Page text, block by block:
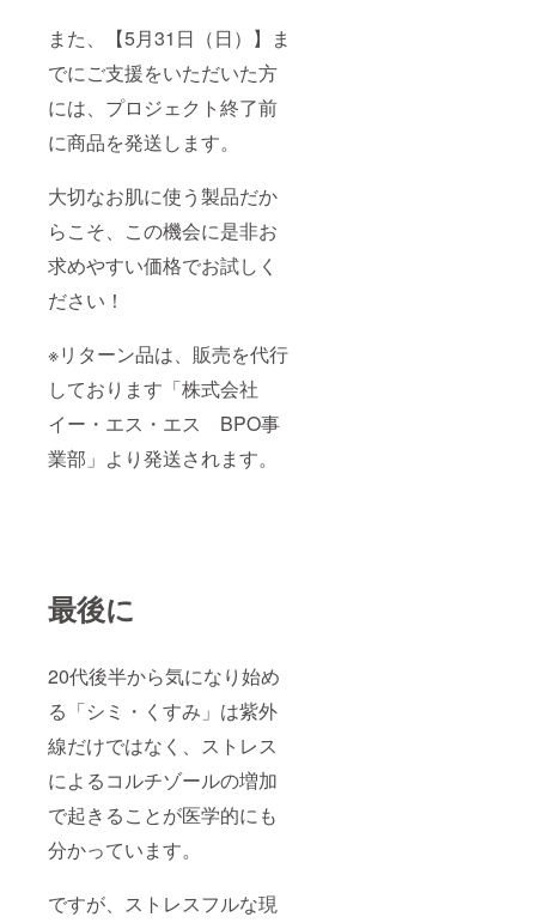
また、【5月31日（日）】ま
でにご支援をいただいた方
には、プロジェクト終了前
に商品を発送します。
大切なお肌に使う製品だか
らこそ、この機会に是非お
求めやすい価格でお試しく
ださい！
※リターン品は、販売を代行
しております「株式会社
イー・エス・エス BPO事
業部」より発送されます。
最後に
20代後半から気になり始め
る「シミ・くすみ」は紫外
線だけではなく、ストレス
によるコルチゾールの増加
で起きることが医学的にも
分かっています。
ですが、ストレスフルな現